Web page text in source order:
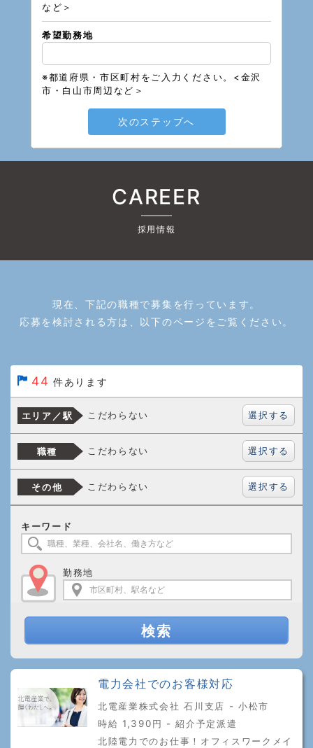
など＞
希望勤務地
※都道府県・市区町村をご入力ください。<金沢
市・白山市周辺など＞
次のステップへ
CAREER
採用情報
現在、下記の職種で募集を行っています。
応募を検討される方は、以下のページをご覧ください。
44 件あります
エリア／駅 こだわらない 選択する
職種 こだわらない 選択する
その他 こだわらない 選択する
キーワード
勤務地
検索
電力会社でのお客様対応
北電産業株式会社 石川支店 - 小松市
時給 1,390円 - 紹介予定派遣
北陸電力でのお仕事！オフィスワークメイ